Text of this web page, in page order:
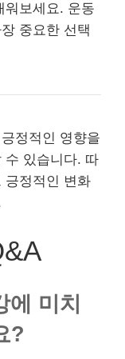
워보세요. 운동
중요한 선택
정적인 영향을
수 있습니다. 따
긍정적인 변화
미치
?